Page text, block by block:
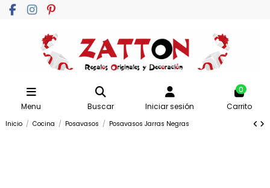
Menu Buscar Iniciar sesión
0
Carrito
Inicio Cocina Posavasos Posavasos Jarras Negras